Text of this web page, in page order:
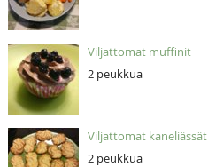
Viljattomat muffinit
2 peukkua
Viljattomat kaneliässät
2 peukkua